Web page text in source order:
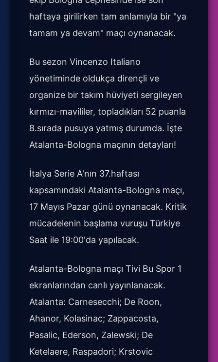
haftaya girilirken tam anlamıyla bir "ya
tamam ya devam" maçı oynanacak.
Bu sezon Vincenzo Italiano
yönetiminde oldukça dirençli ve
organize bir takım hüviyeti sergileyen
kırmızı-mavililer, topladıkları 52 puanla
8.sırada pusuya yatmış durumda. İşte
Atalanta-Bologna maçının detayları!
İtalya Serie A'nın 37.haftası
kapsamındaki Atalanta-Bologna maçı,
17 Mayıs Pazar günü oynanacak. Kritik
mücadelenin başlama vuruşu Türkiye
Saat ile 19:00'da yapılacak.
Atalanta-Bologna maçı Tivi Bu Spor 1
ekranlarından canlı yayınlanacak.
Atalanta: Carnesecchi; De Roon,
Ahanor, Kolasinac; Zappacosta,
Pasalic, Ederson, Zalewski; De
Ketelaere, Raspadori; Krstovic